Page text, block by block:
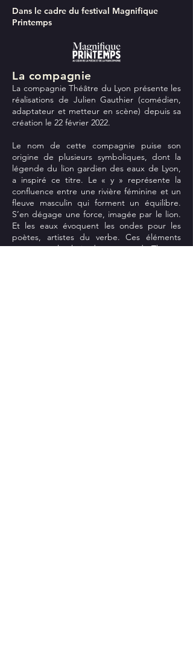
Dans le cadre du festival Magnifique
Printemps
La compagnie
La compagnie Théâtre du Lyon présente les
réalisations de Julien Gauthier (comédien,
adaptateur et metteur en scène) depuis sa
création le 22 février 2022.
Le nom de cette compagnie puise son
origine de plusieurs symboliques, dont la
légende du lion gardien des eaux de Lyon,
a inspiré ce titre. Le « y » représente la
confluence entre une rivière féminine et un
fleuve masculin qui forment un équilibre.
S’en dégage une force, imagée par le lion.
Et les eaux évoquent les ondes pour les
poètes, artistes du verbe. Ces éléments
structurent le choix des œuvres du Théâtre